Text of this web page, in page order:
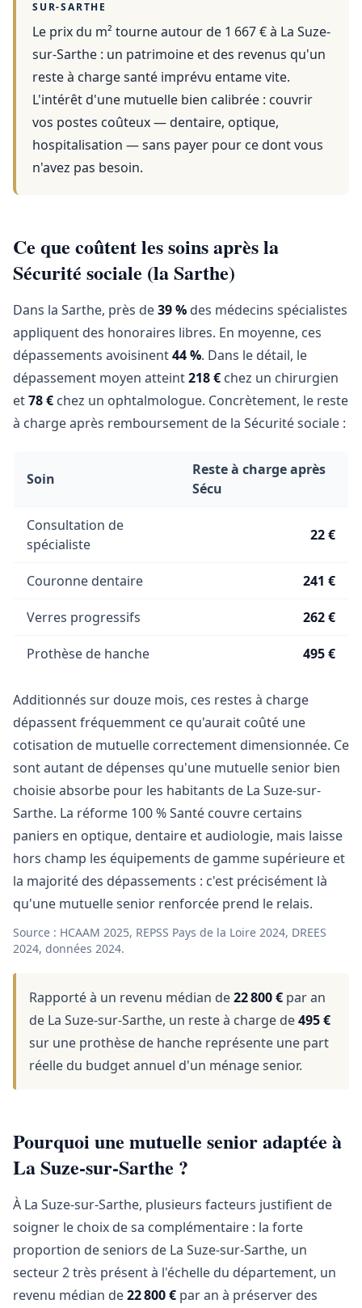
SUR-SARTHE
Le prix du m² tourne autour de 1 667 €à La Suze-
sur-Sarthe : un patrimoine et des revenus qu'un
reste à charge santé imprévu entame vite.
L'intérêt d'une mutuelle bien calibrée : couvrir
vos postes coûteux — dentaire, optique,
hospitalisation — sans payer pour ce dont vous
n'avez pas besoin.
Ce que coûtent les soins après la
Sécurité sociale (la Sarthe)
Dans la Sarthe, près de39 % des médecins spécialistes
appliquent des honoraires libres. En moyenne, ces
dépassements avoisinent44 %. Dans le détail, le
dépassement moyen atteint218 € chez un chirurgien
et78 € chez un ophtalmologue. Concrètement, le reste
à charge après remboursement de la Sécurité sociale :
Soin
Reste à charge après
Sécu
Consultation de
spécialiste
22 €
Couronne dentaire 241 €
Verres progressifs 262 €
Prothèse de hanche 495 €
Additionnés sur douze mois, ces restes à charge
dépassent fréquemment ce qu'aurait coûté une
cotisation de mutuelle correctement dimensionnée. Ce
sont autant de dépenses qu'une mutuelle senior bien
choisie absorbe pour les habitants de La Suze-sur-
Sarthe. La réforme 100 % Santé couvre certains
paniers en optique, dentaire et audiologie, mais laisse
hors champ les équipements de gamme supérieure et
la majorité des dépassements : c'est précisément là
qu'une mutuelle senior renforcée prend le relais.
Source : HCAAM 2025, REPSS Pays de la Loire 2024, DREES
2024, données 2024.
Rapporté à un revenu médian de22 800 € par an
de La Suze-sur-Sarthe, un reste à charge de495 €
sur une prothèse de hanche représente une part
réelle du budget annuel d'un ménage senior.
Pourquoi une mutuelle senior adaptée à
La Suze-sur-Sarthe ?
À La Suze-sur-Sarthe, plusieurs facteurs justifient de
soigner le choix de sa complémentaire : la forte
proportion de seniors de La Suze-sur-Sarthe, un
secteur 2 très présent à l'échelle du département, un
revenu médian de22 800 € par an à préserver des